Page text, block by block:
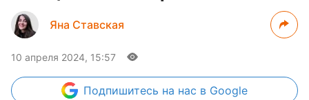
Яна Ставская
10 апреля 2024, 15:57
Подпишитесь на нас в Google